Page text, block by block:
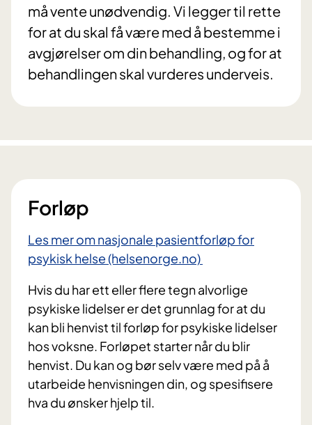
må vente unødvendig. Vi legger til rette
for at du skal få være med å bestemme i
avgjørelser om din behandling, og for at
behandlingen skal vurderes underveis.
Forløp
Les mer om nasjonale pasientforløp for
psykisk helse (helsenorge.no)
Hvis du har ett eller flere tegn alvorlige
psykiske lidelser er det grunnlag for at du
kan bli henvist til forløp for psykiske lidelser
hos voksne. Forløpet starter når du blir
henvist. Du kan og bør selv være med på å
utarbeide henvisningen din, og spesifisere
hva du ønsker hjelp til.